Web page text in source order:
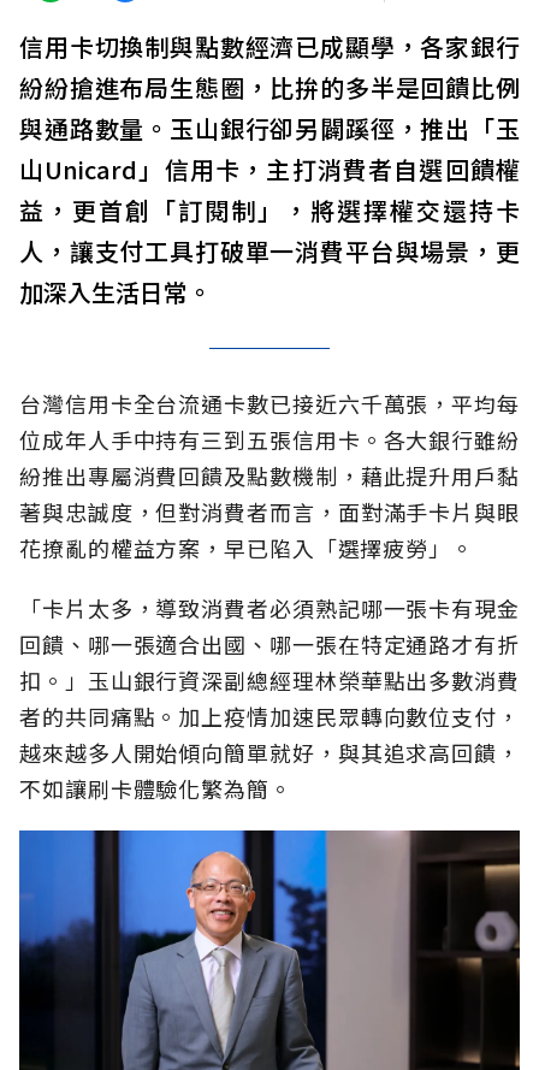
信用卡切換制與點數經濟已成顯學，各家銀行
紛紛搶進布局生態圈，比拚的多半是回饋比例
與通路數量。玉山銀行卻另闢蹊徑，推出「玉
山Unicard」信用卡，主打消費者自選回饋權
益，更首創「訂閱制」，將選擇權交還持卡
人，讓支付工具打破單一消費平台與場景，更
加深入生活日常。
台灣信用卡全台流通卡數已接近六千萬張，平均每
位成年人手中持有三到五張信用卡。各大銀行雖紛
紛推出專屬消費回饋及點數機制，藉此提升用戶黏
著與忠誠度，但對消費者而言，面對滿手卡片與眼
花撩亂的權益方案，早已陷入「選擇疲勞」。
「卡片太多，導致消費者必須熟記哪一張卡有現金
回饋、哪一張適合出國、哪一張在特定通路才有折
扣。」玉山銀行資深副總經理林榮華點出多數消費
者的共同痛點。加上疫情加速民眾轉向數位支付，
越來越多人開始傾向簡單就好，與其追求高回饋，
不如讓刷卡體驗化繁為簡。